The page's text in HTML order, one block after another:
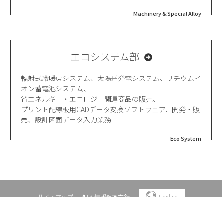
Machinery & Special Alloy
エコシステム部
輻射式冷暖房システム、太陽光発電システム、
リチウムイ
オン蓄電池システム、
省エネルギー・エコロジー関連商品の販売、
プリント配線板用CADデータ変換ソフトウェア、 開発・販
売、設計図面データ入力業務
Eco System